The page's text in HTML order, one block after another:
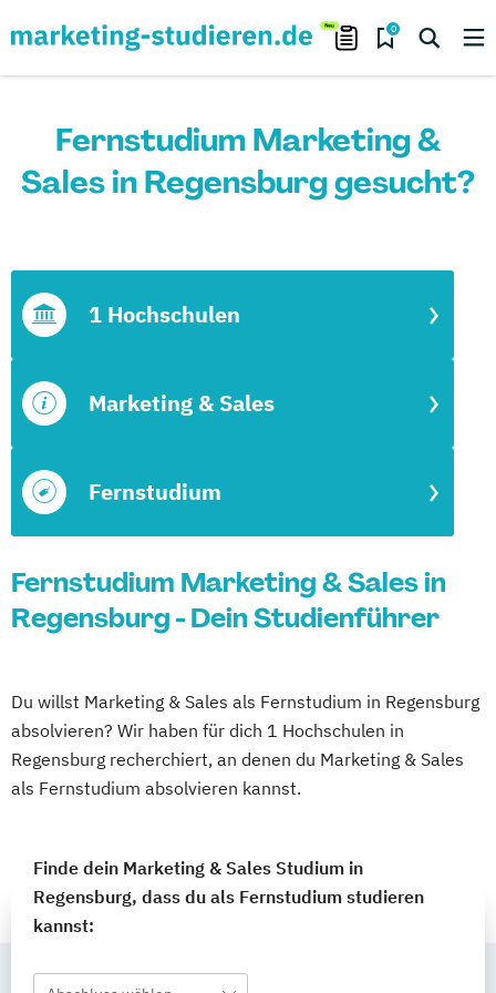
0
Fernstudium Marketing &
Sales in Regensburg gesucht?
Fernstudium
Marketing & Sales
1 Hochschulen
Fernstudium Marketing & Sales in
Regensburg - Dein Studienführer
Du willst Marketing & Sales als Fernstudium in Regensburg
absolvieren? Wir haben für dich 1 Hochschulen in
Regensburg recherchiert, an denen du Marketing & Sales
als Fernstudium absolvieren kannst.
Finde dein Marketing & Sales Studium in
Regensburg, dass du als Fernstudium studieren
kannst: